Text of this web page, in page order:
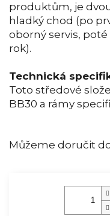
Můžeme doručit
produktům, je
hladký chod (po
oborný servis,
rok).
Technická
Toto středové
BB30 a rámy